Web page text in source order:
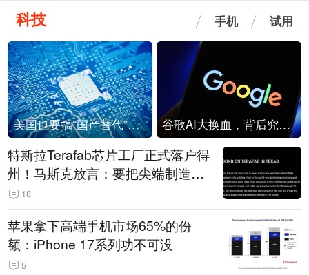
科技 手机 试用
美国也要搞“国产替代”？先算清三笔账 谷歌AI大换血，背后究竟发生了什么？
特斯拉Terafab芯片工厂正式落户得
州！马斯克放言：要把尖端制造带
回美国
18
苹果拿下高端手机市场65%的份
额：iPhone 17系列功不可没
5